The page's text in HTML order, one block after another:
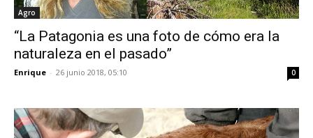
Agro
“La Patagonia es una foto de cómo era la
naturaleza en el pasado”
Enrique - 26 junio 2018, 05:10 0